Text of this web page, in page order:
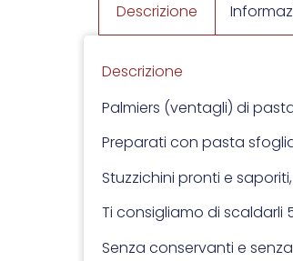
Descrizione
Descrizione
Palmiers (ventagli) di
Preparati con pasta
Stuzzichini pronti e
Ti consigliamo di
Senza conservanti e